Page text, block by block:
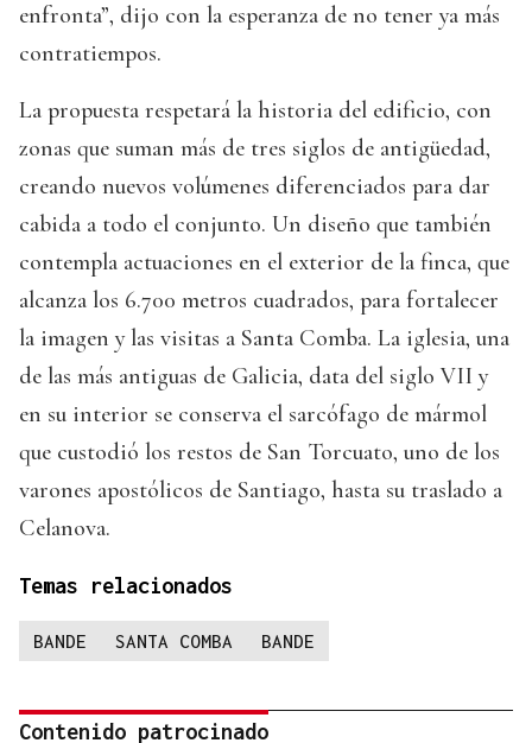
enfronta”, dijo con la esperanza de no tener ya más
contratiempos.
La propuesta respetará la historia del edificio, con
zonas que suman más de tres siglos de antigüedad,
creando nuevos volúmenes diferenciados para dar
cabida a todo el conjunto. Un diseño que también
contempla actuaciones en el exterior de la finca, que
alcanza los 6.700 metros cuadrados, para fortalecer
la imagen y las visitas a Santa Comba. La iglesia, una
de las más antiguas de Galicia, data del siglo VII y
en su interior se conserva el sarcófago de mármol
que custodió los restos de San Torcuato, uno de los
varones apostólicos de Santiago, hasta su traslado a
Celanova.
Temas relacionados
BANDE SANTA COMBA BANDE
Contenido patrocinado